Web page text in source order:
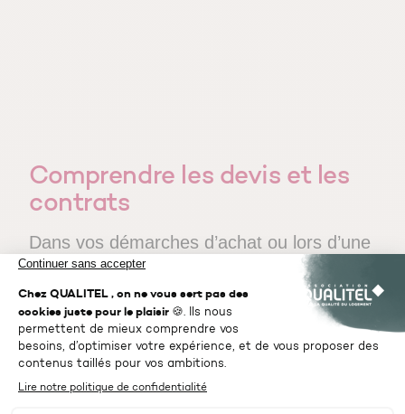
Comprendre les devis et les
contrats
Dans vos démarches d’achat ou lors d’une
construction, vous êtes confronté à de
nombreux contrats et devis. Des
démarches parfois compliquées… Aucune
inquiétude : nos experts sont là pour vous
accompagner.